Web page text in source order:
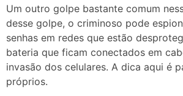
Um outro golpe bastante comum
desse golpe, o criminoso pode
senhas em redes que estão
bateria que ficam conectados em
invasão dos celulares. A dica aqui é
próprios.